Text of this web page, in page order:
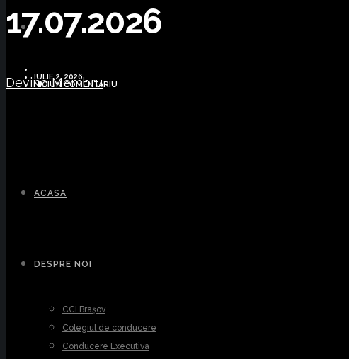
Devino Membru
ACASA
DESPRE NOI
CCI Brașov
Colegiul de conducere
Conducere Executiva
17.07.2026
IULIE 2, 2026
NICIUN COMENTARIU